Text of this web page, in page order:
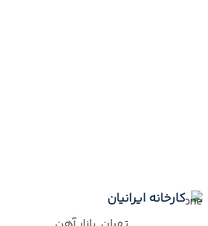
کارخانه ایرانیان